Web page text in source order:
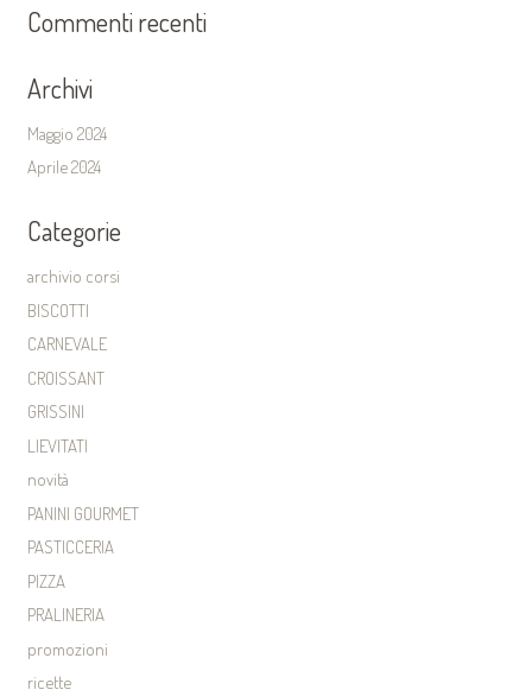
Commenti recenti
Archivi
Maggio 2024
Aprile 2024
Categorie
archivio corsi
BISCOTTI
CARNEVALE
CROISSANT
GRISSINI
LIEVITATI
novità
PANINI GOURMET
PASTICCERIA
PIZZA
PRALINERIA
promozioni
ricette